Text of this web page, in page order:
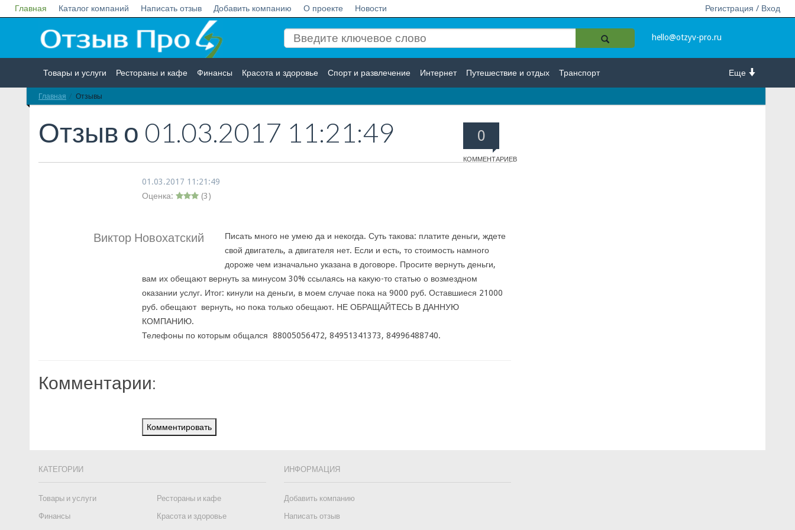
Главная Каталог компаний Написать отзыв Добавить компанию О проекте Новости Регистрация / Вход
hello@otzyv-pro.ru
Еще
Товары и услуги Рестораны и кафе Финансы Красота и здоровье Спорт и развлечение Интернет Путешествие и отдых Транспорт
Недвижимость
Главная Отзывы
0
КОММЕНТАРИЕВ
Отзыв о 01.03.2017 11:21:49
01.03.2017 11:21:49
Оценка:
(3)
Виктор Новохатский
Писать много не умею да и некогда. Суть такова: платите деньги, ждете
свой двигатель, а двигателя нет. Если и есть, то стоимость намного
дороже чем изначально указана в договоре. Просите вернуть деньги,
вам их обещают вернуть за минусом 30% ссылаясь на какую-то статью о возмездном
оказании услуг. Итог: кинули на деньги, в моем случае пока на 9000 руб. Оставшиеся 21000
руб. обещают вернуть, но пока только обещают. НЕ ОБРАЩАЙТЕСЬ В ДАННУЮ
КОМПАНИЮ.
Телефоны по которым общался 88005056472, 84951341373, 84996488740.
Комментарии:
Комментировать
КАТЕГОРИИ
Товары и услуги
Рестораны и кафе
Финансы
Красота и здоровье
ИНФОРМАЦИЯ
Добавить компанию
Написать отзыв